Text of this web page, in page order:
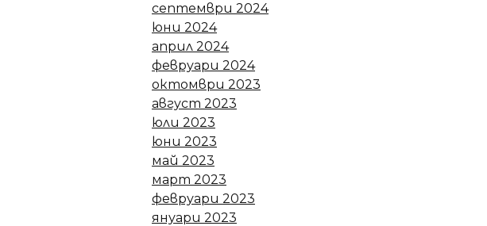
септември 2024
юни 2024
април 2024
февруари 2024
октомври 2023
август 2023
юли 2023
юни 2023
май 2023
март 2023
февруари 2023
януари 2023